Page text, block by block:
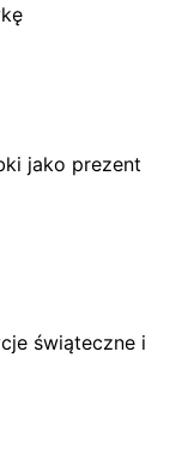
jako prezent
świąteczne i